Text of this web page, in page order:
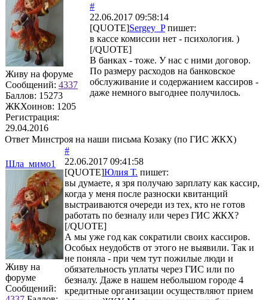
Живу на форуме
Сообщений: 4337
Баллов: 15273
ЖКХоинов: 1205
Регистрация:
29.04.2016
#
22.06.2017 09:58:14
[QUOTE]Sergey_Pпишет:
в кассе комиссии нет - психология. )
[/QUOTE]
В банках - тоже. У нас с ними договор.
По размеру расходов на банковское
обслуживание и содержанием кассиров -
даже немного выгоднее получилось.
Ответ Минстроя на наши письма Козаку (по ГИС ЖКХ)
Шла_мимо1
Живу на
форуме
Сообщений:
#
22.06.2017 09:41:58
[QUOTE]Юлия Т. пишет:
вы думаете, я зря получаю зарплату как кассир,
когда у меня после разноски квитанций
выстраиваются очереди из тех, кто не готов
работать по безналу или через ГИС ЖКХ?
[/QUOTE]
А мы уже год как сократили своих кассиров.
Особых неудобств от этого не выявили. Так и
не поняла - при чем тут пожилые люди и
обязательность уплаты через ГИС или по
безналу. Даже в нашем небольшом городе 4
кредитные организации осуществляют прием